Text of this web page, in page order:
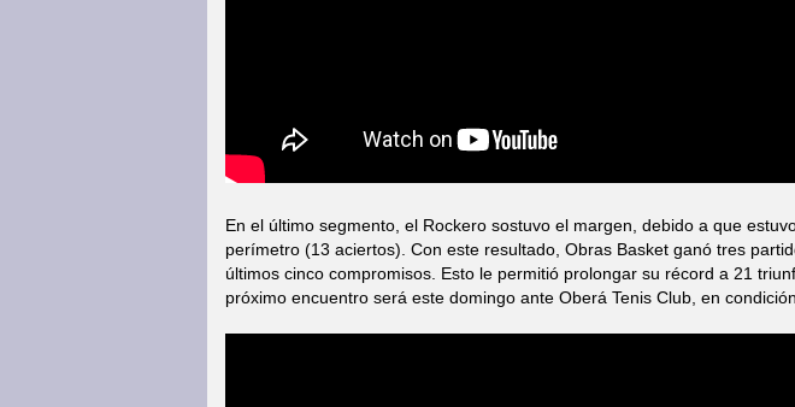
En el último segmento, el Rockero sostuvo el margen, debido a que
perímetro (13 aciertos). Con este resultado, Obras Basket ganó tres
últimos cinco compromisos. Esto le permitió prolongar su récord a 21
próximo encuentro será este domingo ante Oberá Tenis Club, en